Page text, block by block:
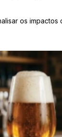
os impactos